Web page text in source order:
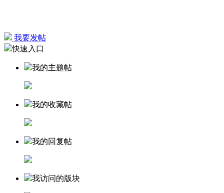
我要发帖
快速入口
我的主题帖
我的收藏帖
我的回复帖
我访问的版块